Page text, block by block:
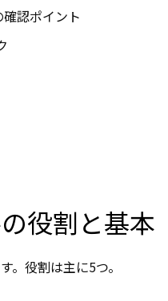
認ポイント
役割と基本
。役割は主に5つ。